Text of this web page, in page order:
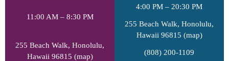
11:00 AM – 8:30 PM
255 Beach Walk, Honolulu,
Hawaii 96815 (map)
4:00 PM – 20:30 PM
255 Beach Walk, Honolulu,
Hawaii 96815 (map)
(808) 200-1109